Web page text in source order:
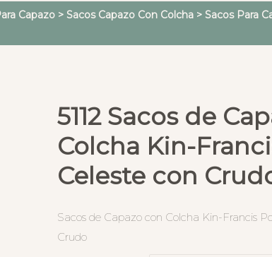
Capazo> Sacos Capazo Con Colcha> Sacos Para
5112 Sacos de
Colcha Kin-
Celeste con
Sacos de Capazo con Colcha Kin-Francis
Crudo